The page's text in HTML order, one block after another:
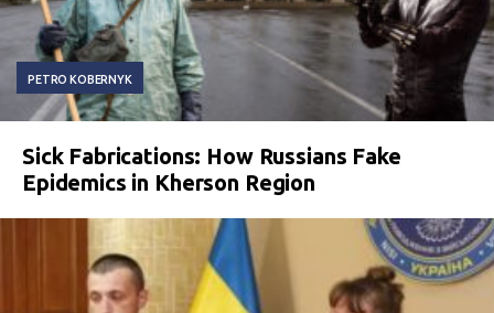
PETRO KOBERNYK
Sick Fabrications: How Russians Fake
Epidemics in Kherson Region